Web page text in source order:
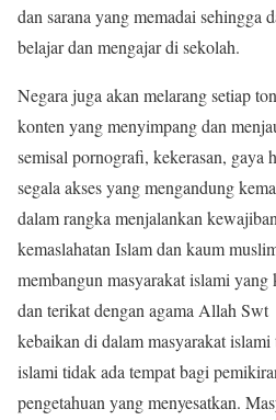
dan sarana yang memadai sehingga
belajar dan mengajar di sekolah.
Negara juga akan melarang setiap
konten yang menyimpang dan
semisal pornografi, kekerasan, gaya
segala akses yang mengandung
dalam rangka menjalankan
kemaslahatan Islam dan kaum
membangun masyarakat islami yang
dan terikat dengan agama Allah Swt
kebaikan di dalam masyarakat
islami tidak ada tempat bagi
pengetahuan yang menyesatkan.